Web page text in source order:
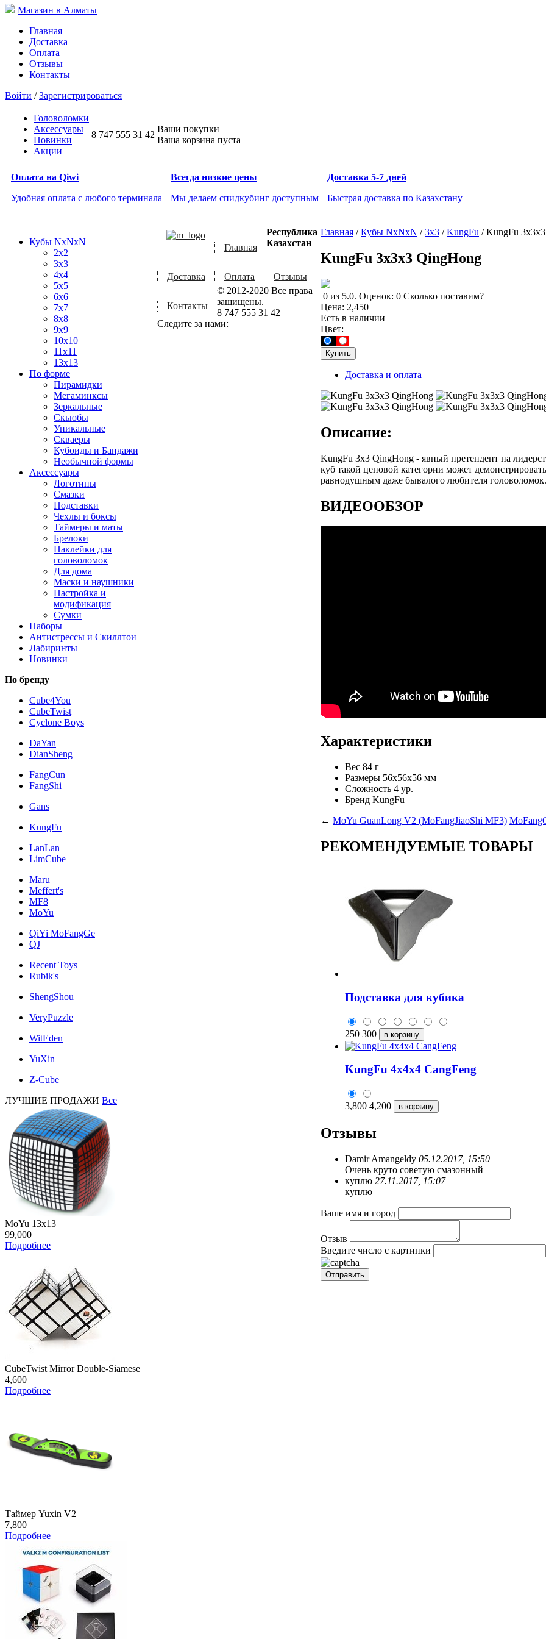
Магазин в Алматы
Главная
Доставка
Оплата
Отзывы
Контакты
Войти /Зарегистрироваться
Головоломки
Аксессуары
Новинки
Акции
8 747 555 31 42
Ваши покупки
Ваша корзина пуста
Оплата на Qiwi
Удобная оплата с любого терминала
Всегда низкие цены
Мы делаем спидкубинг доступным
Доставка 5-7 дней
Быстрая доставка по Казахстану
Кубы NxNxN
2x2
3x3
4x4
5x5
6x6
7x7
8x8
9x9
10x10
11x11
13x13
По форме
Пирамидки
Мегаминксы
Зеркальные
Скьюбы
Уникальные
Скваеры
Кубоиды и Бандажи
Необычной формы
Аксессуары
Логотипы
Смазки
Подставки
Чехлы и боксы
Таймеры и маты
Брелоки
Наклейки для
головоломок
Для дома
Маски и наушники
Настройка и
модификация
Сумки
Наборы
Антистрессы и Скиллтои
Лабиринты
Новинки
По бренду
Cube4You
CubeTwist
Cyclone Boys
DaYan
DianSheng
FangCun
FangShi
Gans
KungFu
LanLan
LimCube
Maru
Meffert's
MF8
MoYu
QiYi MoFangGe
QJ
Recent Toys
Rubik's
ShengShou
VeryPuzzle
WitEden
YuXin
Z-Cube
ЛУЧШИЕ ПРОДАЖИ Все
MoYu 13x13
99,000
Подробнее
CubeTwist Mirror Double-Siamese
4,600
Подробнее
Таймер Yuxin V2
7,800
Подробнее
Главная / Кубы NxNxN / 3x3 / KungFu /KungFu
KungFu 3x3x3 QingHong
0 из 5.0. Оценок: 0 Сколько поставим?
Цена: 2,450
Есть в наличии
Цвет:
Доставка и оплата
Описание:
KungFu 3x3 QingHong - явный претендент на
куб такой ценовой категории может
равнодушным даже бывалого любителя головоломок.
ВИДЕООБЗОР
Характеристики
Вес 84 г
Размеры 56x56x56 мм
Сложность 4 ур.
Бренд KungFu
← MoYu GuanLong V2 (MoFangJiaoShi MF3)
РЕКОМЕНДУЕМЫЕ ТОВАРЫ
Подставка для кубика
250 300
KungFu 4x4x4 CangFeng
3,800 4,200
Отзывы
Damir Amangeldy 05.12.2017, 15:50
Очень круто советую смазонный
куплю 27.11.2017, 15:07
куплю
Ваше имя и город
Отзыв
Введите число с картинки
Главная
Доставка Оплата Отзывы
Контакты
Республика
Казахстан
© 2012-2020 Все права
защищены.
8 747 555 31 42
Следите за нами: